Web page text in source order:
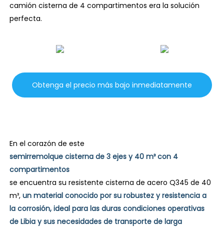
camión cisterna de 4 compartimentos era la solución
perfecta.
Obtenga el precio más bajo inmediatamente
En el corazón de este
semirremolque cisterna de 3 ejes y 40 m³ con 4
compartimentos
se encuentra su resistente cisterna de acero Q345 de 40
m³,un material conocido por su robustez y resistencia a
la corrosión, ideal para las duras condiciones operativas
de Libia y sus necesidades de transporte de larga